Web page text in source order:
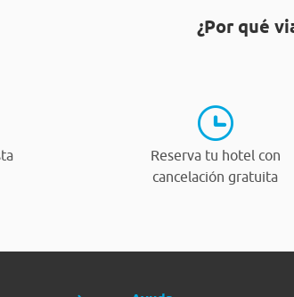
¿Por qué
Reserva tu hotel con
cancelación gratuita